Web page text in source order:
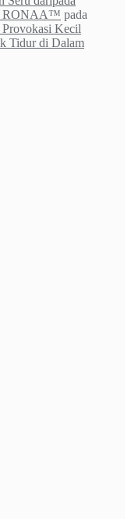
RONAA™ pada
Kecil
Tidur di Dalam